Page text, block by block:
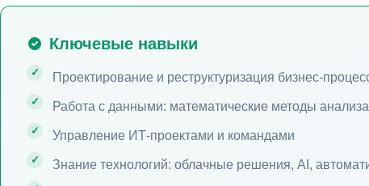
Ключевые навыки
Проектирование и реструктуризация бизнес-
Работа с данными: математические методы
Управление ИТ-проектами и командами
Знание технологий: облачные решения, AI,